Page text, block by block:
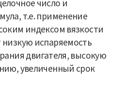
число и
т.е. применение
индексом вязкости
низкую испаряемость
двигателя, высокую
увеличенный срок